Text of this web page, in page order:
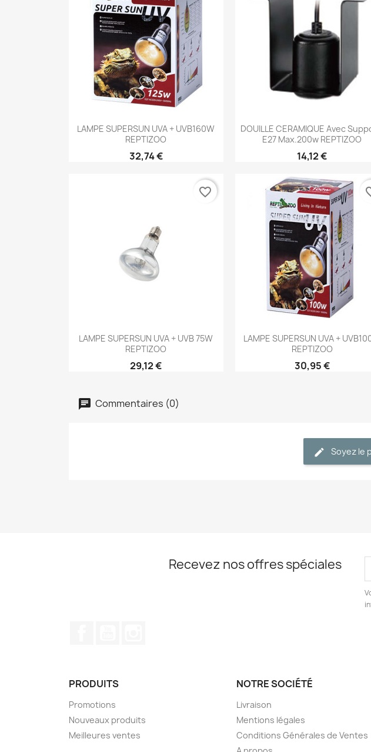
Aperçu rapide
LAMPE SUPERSUN UVA + UVB160W
REPTIZOO
32,74 €
Aperçu rapide
DOUILLE CERAMIQUE Avec
E27 Max.200w REPTIZOO
14,12 €
Aperçu rapide
LAMPE SUPERSUN UVA + UVB 75W
REPTIZOO
29,12 €
favorite_border
Aperçu rapide
LAMPE SUPERSUN UVA +
REPTIZOO
30,95 €
Commentaires (0)
Soyez le
Recevez nos offres spéciales
PRODUITS
Promotions
Nouveaux produits
Meilleures ventes
NOTRE SOCIÉTÉ
Livraison
Mentions légales
Conditions Générales de Ventes